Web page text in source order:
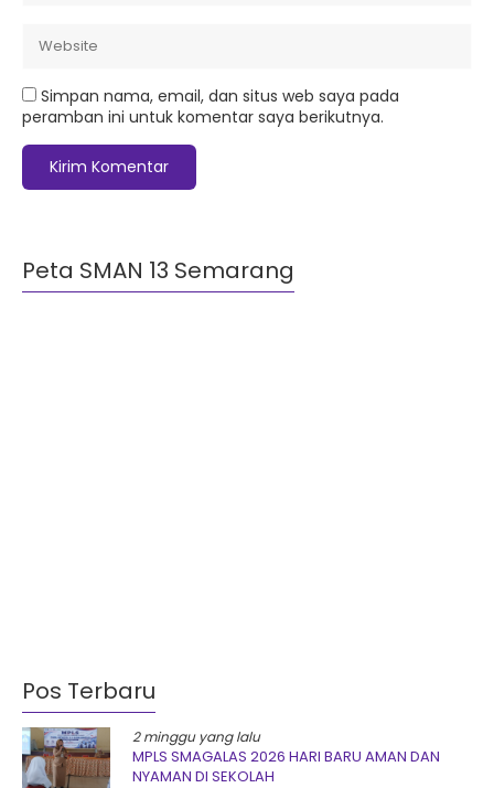
Simpan nama, email, dan situs web saya pada
peramban ini untuk komentar saya berikutnya.
Peta SMAN 13 Semarang
Pos Terbaru
2 minggu yang lalu
MPLS SMAGALAS 2026 HARI BARU AMAN DAN
NYAMAN DI SEKOLAH